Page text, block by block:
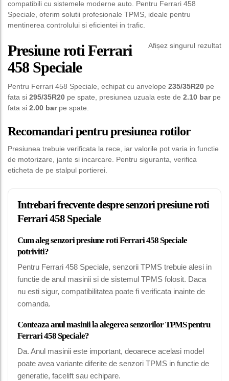
compatibili cu sistemele moderne auto. Pentru Ferrari 458
Speciale, oferim solutii profesionale TPMS, ideale pentru
mentinerea controlului si eficientei in trafic.
Afișez singurul rezultat
Presiune roti Ferrari
458 Speciale
Pentru Ferrari 458 Speciale, echipat cu anvelope 235/35R20 pe
fata si 295/35R20 pe spate, presiunea uzuala este de 2.10 barpe
fata si 2.00 barpe spate.
Recomandari pentru presiunea rotilor
Presiunea trebuie verificata la rece, iar valorile pot varia in functie
de motorizare, jante si incarcare. Pentru siguranta, verifica
eticheta de pe stalpul portierei.
Intrebari frecvente despre senzori presiune roti
Ferrari 458 Speciale
Cum aleg senzori presiune roti Ferrari 458 Speciale
potriviti?
Pentru Ferrari 458 Speciale, senzorii TPMS trebuie alesi in
functie de anul masinii si de sistemul TPMS folosit. Daca
nu esti sigur, compatibilitatea poate fi verificata inainte de
comanda.
Conteaza anul masinii la alegerea senzorilor TPMS pentru
Ferrari 458 Speciale?
Da. Anul masinii este important, deoarece acelasi model
poate avea variante diferite de senzori TPMS in functie de
generatie, facelift sau echipare.